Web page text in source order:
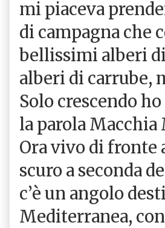
mi piaceva
di campagna che
bellissimi alberi
alberi di carrube,
Solo crescendo
la parola
Ora vivo di fronte
scuro a seconda
c’è un angolo
Mediterranea,